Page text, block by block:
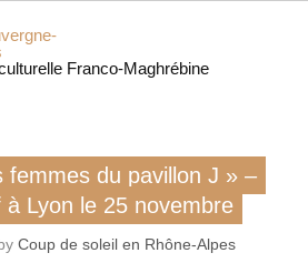
Coup
Franco-Maghrébine
femmes du pavillon J » –
à Lyon le 25 novembre
Coup de soleil en Rhône-Alpes